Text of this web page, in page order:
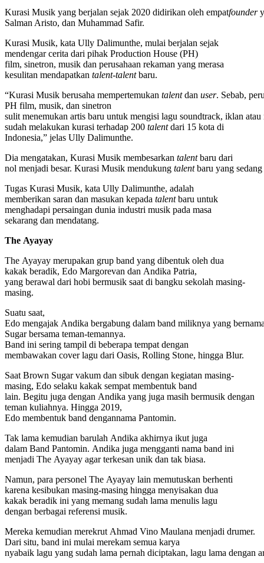
Kurasi Musik yang berjalan sejak 2020 didirikan oleh empatfounder
Salman Aristo, dan Muhammad Safir.
Kurasi Musik, kata Ully Dalimunthe, mulai berjalan sejak
mendengar cerita dari pihak Production House (PH)
film, sinetron, musik dan perusahaan rekaman yang merasa
kesulitan mendapatkan talent-talentbaru.
“Kurasi Musik berusaha mempertemukan talentdan user. Sebab,
PH film, musik, dan sinetron
sulit menemukan artis baru untuk mengisi lagu soundtrack, iklan
sudah melakukan kurasi terhadap 200 talentdari 15 kota di
Indonesia,” jelas Ully Dalimunthe.
Dia mengatakan, Kurasi Musik membesarkan talentbaru dari
nol menjadi besar. Kurasi Musik mendukung talentbaru yang
Tugas Kurasi Musik, kata Ully Dalimunthe, adalah
memberikan saran dan masukan kepada talentbaru untuk
menghadapi persaingan dunia industri musik pada masa
sekarang dan mendatang.
The Ayayay
The Ayayay merupakan grup band yang dibentuk oleh dua
kakak beradik, Edo Margorevan dan Andika Patria,
yang berawal dari hobi bermusik saat di bangku sekolah masing-
masing.
Suatu saat,
Edo mengajak Andika bergabung dalam band miliknya yang
Sugar bersama teman-temannya.
Band ini sering tampil di beberapa tempat dengan
membawakan cover lagu dari Oasis, Rolling Stone, hingga Blur.
Saat Brown Sugar vakum dan sibuk dengan kegiatan masing-
masing, Edo selaku kakak sempat membentuk band
lain. Begitu juga dengan Andika yang juga masih bermusik dengan
teman kuliahnya. Hingga 2019,
Edo membentuk band dengannama Pantomin.
Tak lama kemudian barulah Andika akhirnya ikut juga
dalam Band Pantomin. Andika juga mengganti nama band ini
menjadi The Ayayay agar terkesan unik dan tak biasa.
Namun, para personel The Ayayay lain memutuskan berhenti
karena kesibukan masing-masing hingga menyisakan dua
kakak beradik ini yang memang sudah lama menulis lagu
dengan berbagai referensi musik.
Mereka kemudian merekrut Ahmad Vino Maulana menjadi drumer.
Dari situ, band ini mulai merekam semua karya
nyabaik lagu yang sudah lama pernah diciptakan, lagu lama dengan